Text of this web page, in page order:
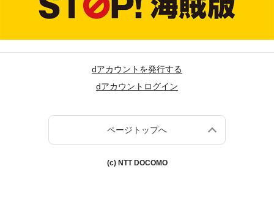
dアカウントを発行する
dアカウントログイン
ページトップへ
(c) NTT DOCOMO